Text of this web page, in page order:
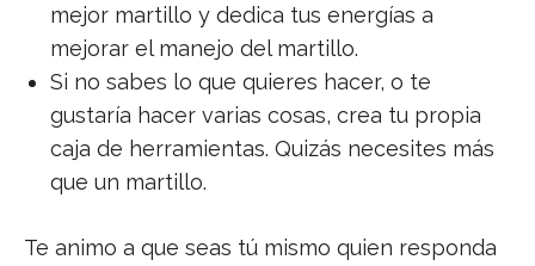
mejor martillo y dedica tus energías a
mejorar el manejo del martillo.
Si no sabes lo que quieres hacer, o te
gustaría hacer varias cosas, crea tu propia
caja de herramientas. Quizás necesites más
que un martillo.
Te animo a que seas tú mismo quien responda